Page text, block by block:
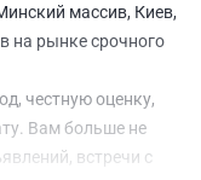
массив, Киев,
на рынке срочного
честную оценку,
Вам больше не
встречи с